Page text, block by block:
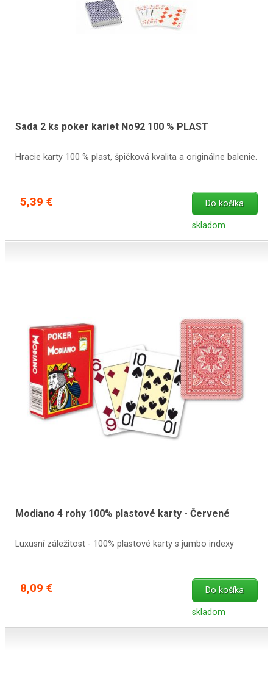
Sada 2 ks poker kariet No92 100 % PLAST
Hracie karty 100 % plast, špičková kvalita a originálne balenie.
5,39 € Do košíka
skladom
Modiano 4 rohy 100% plastové karty - Červené
Luxusní záležitost - 100% plastové karty s jumbo indexy
8,09 € Do košíka
skladom